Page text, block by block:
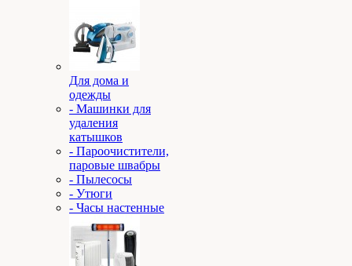
Для дома и
одежды
- Машинки для
удаления
катышков
- Пароочистители,
паровые швабры
- Пылесосы
- Утюги
- Часы настенные